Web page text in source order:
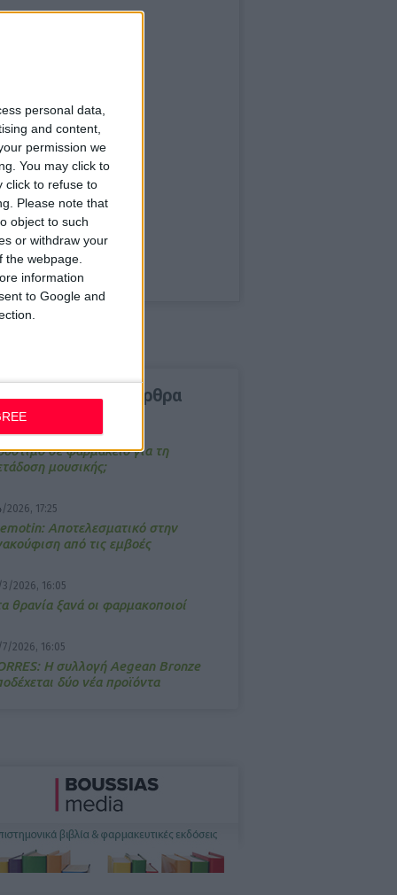
personal data,
and content,
permission we
You may click to
click to refuse to
Please note that
object to such
or withdraw your
webpage.
information
to Google and
δημοφιλέστερα άρθρα
3/2026, 16:44
σε φαρμακείο για τη
μουσικής;
2026, 17:25
Αποτελεσματικό στην
από τις εμβοές
3/2026, 16:05
θρανία ξανά οι φαρμακοποιοί
7/2026, 16:05
Η συλλογή Aegean Bronze
δύο νέα προϊόντα